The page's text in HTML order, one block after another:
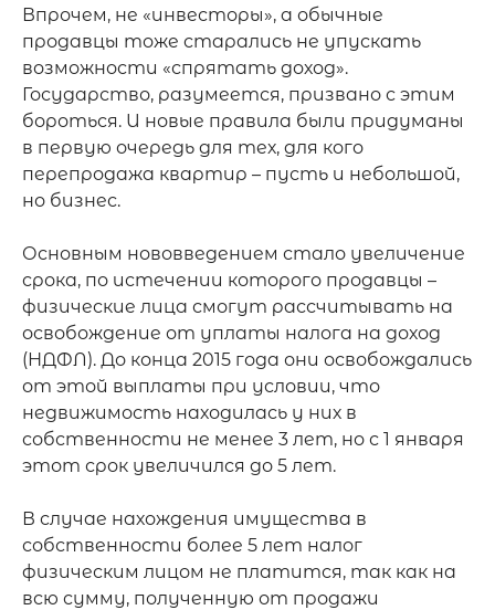
Впрочем, не «инвесторы», а обычные
продавцы тоже старались не упускать
возможности «спрятать доход».
Государство, разумеется, призвано с этим
бороться. И новые правила были придуманы
в первую очередь для тех, для кого
перепродажа квартир – пусть и небольшой,
но бизнес.
Основным нововведением стало увеличение
срока, по истечении которого продавцы –
физические лица смогут рассчитывать на
освобождение от уплаты налога на доход
(НДФЛ). До конца 2015 года они освобождались
от этой выплаты при условии, что
недвижимость находилась у них в
собственности не менее 3 лет, но с 1 января
этот срок увеличился до 5 лет.
В случае нахождения имущества в
собственности более 5 лет налог
физическим лицом не платится, так как на
всю сумму, полученную от продажи